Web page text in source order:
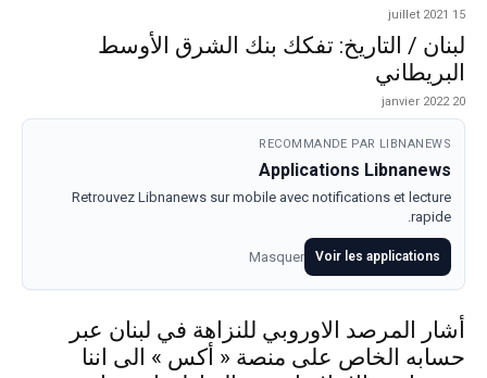
15 juillet 2021
لبنان / التاريخ: تفكك بنك الشرق الأوسط
البريطاني
20 janvier 2022
RECOMMANDE PAR LIBNANEWS
Applications Libnanews
Retrouvez Libnanews sur mobile avec notifications et lecture
rapide.
Voir les applications
Masquer
أشار المرصد الاوروبي للنزاهة في لبنان عبر
حسابه الخاص على منصة « أكس » الى اننا